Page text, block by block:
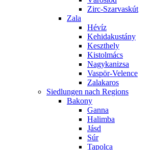
Zirc-Szarvaskút
Zala
Hévíz
Kehidakustány
Keszthely
Kistolmács
Nagykanizsa
Vaspör-Velence
Zalakaros
Siedlungen nach Regions
Bakony
Ganna
Halimba
Jásd
Súr
Tapolca